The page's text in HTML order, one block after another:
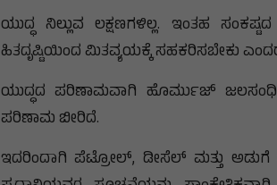
ಯುದ್ಧ ನಿಲ್ಲುವ ಲಕ್ಷಣಗಳಿಲ್ಲ. ಇಂತಹ
ಹಿತದೃಷ್ಟಿಯಿಂದ ಮಿತವ್ಯಯಕ್ಕೆ ಸಹಕರಿಸಬೇಕು
ಯುದ್ಧದ ಪರಿಣಾಮವಾಗಿ ಹೊರ್ಮುಜ್ ಜಲಸಂಧಿ
ಪರಿಣಾಮ ಬೀರಿದೆ.
ಇದರಿಂದಾಗಿ ಪೆಟ್ರೋಲ್, ಡೀಸೆಲ್ ಮತ್ತು ಅಡುಗೆ